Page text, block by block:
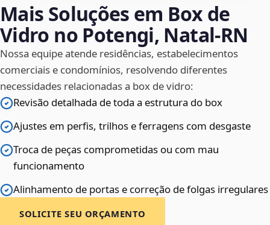
Mais Soluções em Box de
Vidro no Potengi, Natal‑RN
Nossa equipe atende residências, estabelecimentos
comerciais e condomínios, resolvendo diferentes
necessidades relacionadas a box de vidro:
Revisão detalhada de toda a estrutura do box
Ajustes em perfis, trilhos e ferragens com desgaste
Troca de peças comprometidas ou com mau
funcionamento
Alinhamento de portas e correção de folgas irregulares
SOLICITE SEU ORÇAMENTO